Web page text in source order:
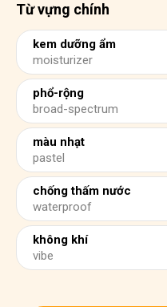
Từ vựng chính
kem dưỡng ẩm
moisturizer
phổ-rộng
broad-spectrum
màu nhạt
pastel
chống thấm nước
waterproof
không khí
vibe